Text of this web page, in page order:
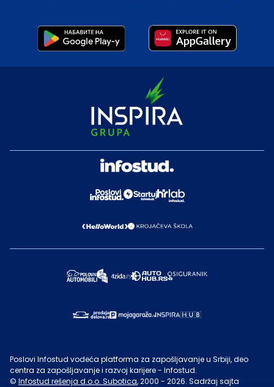
Poslovi Infostud vodeća platforma za zapošljavanje u Srbiji, deo
centra za zapošljavanje i razvoj karijere - Infostud.
© Infostud rešenja d.o.o. Subotica, 2000 - 2026. Sadržaj sajta